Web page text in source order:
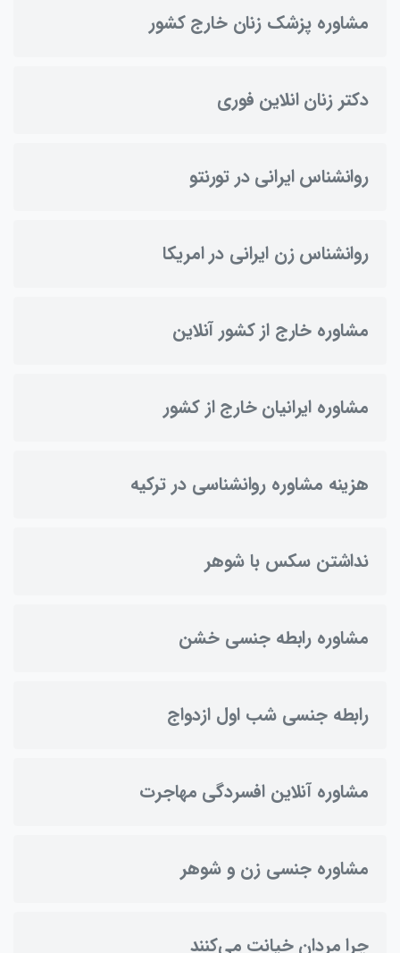
مشاوره پزشک زنان خارج کشور
دکتر زنان انلاین فوری
روانشناس ایرانی در تورنتو
روانشناس زن ایرانی در امریکا
مشاوره خارج از کشور آنلاین
مشاوره ایرانیان خارج از کشور
هزینه مشاوره روانشناسی در ترکیه
نداشتن سکس با شوهر
مشاوره رابطه جنسی خشن
رابطه جنسی شب اول ازدواج
مشاوره آنلاین افسردگی مهاجرت
مشاوره جنسی زن و شوهر
چرا مردان خیانت می‌کنند